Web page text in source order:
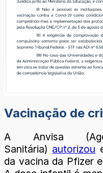
Vacinação de
A Anvisa
Sanitária) autorizou
da vacina da Pfizer